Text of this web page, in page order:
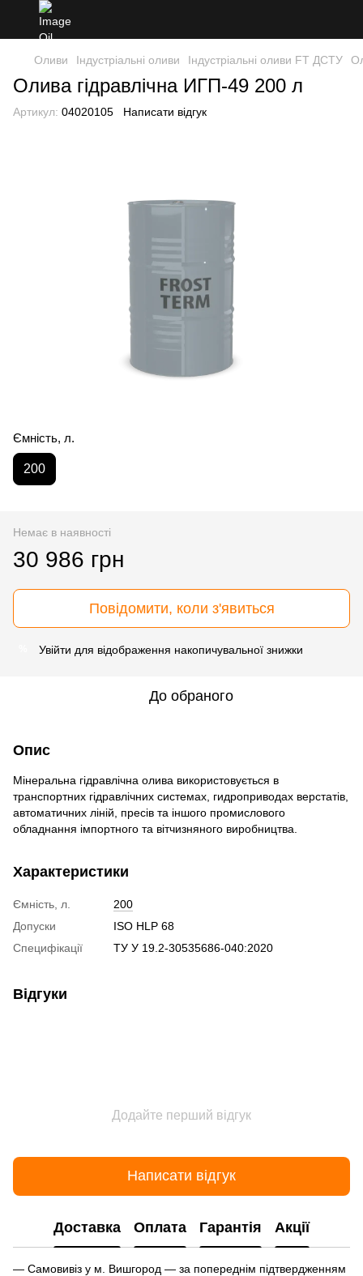
Оливи Індустріальні оливи Індустріальні оливи FT ДСТУ
Олива гідравлічна ИГП-49 200 л
Артикул: 04020105 Написати відгук
Ємність, л.
200
Немає в наявності
30 986 грн
Повідомити, коли з'явиться
Увійти для відображення накопичувальної знижки
До обраного
Опис
Мінеральна гідравлічна олива використовується в
транспортних гідравлічних системах, гидроприводах верстатів,
автоматичних ліній, пресів та іншого промислового
обладнання імпортного та вітчизняного виробництва.
Характеристики
Ємність, л.
200
Допуски
ISO HLP 68
Специфікації
ТУ У 19.2-30535686-040:2020
Відгуки
Додайте перший відгук
Написати відгук
Доставка Оплата Гарантія Акції
— Самовивіз у м. Вишгород — за попереднім підтвердженням